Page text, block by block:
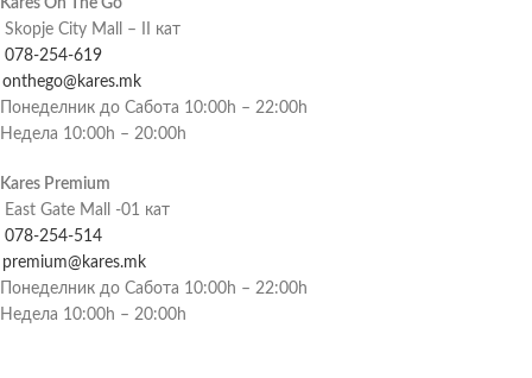
Skopje City Mall – II кат
078-254-619
onthego@kares.mk
Понеделник до Сабота 10:00h – 22:00h
Недела 10:00h – 20:00h
Kares Premium
East Gate Mall -01 кат
078-254-514
premium@kares.mk
Понеделник до Сабота 10:00h – 22:00h
Недела 10:00h – 20:00h